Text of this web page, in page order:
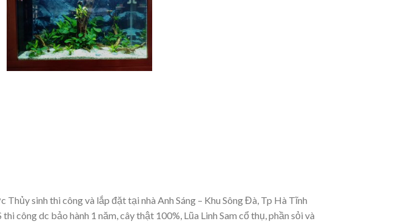
Thủy sinh thi công và lắp đặt tại nhà Anh Sáng – Khu Sông Đà, Tp Hà Tĩnh
công dc bảo hành 1 năm, cây thật 100%, Lũa Linh Sam cổ thụ, phần sỏi và